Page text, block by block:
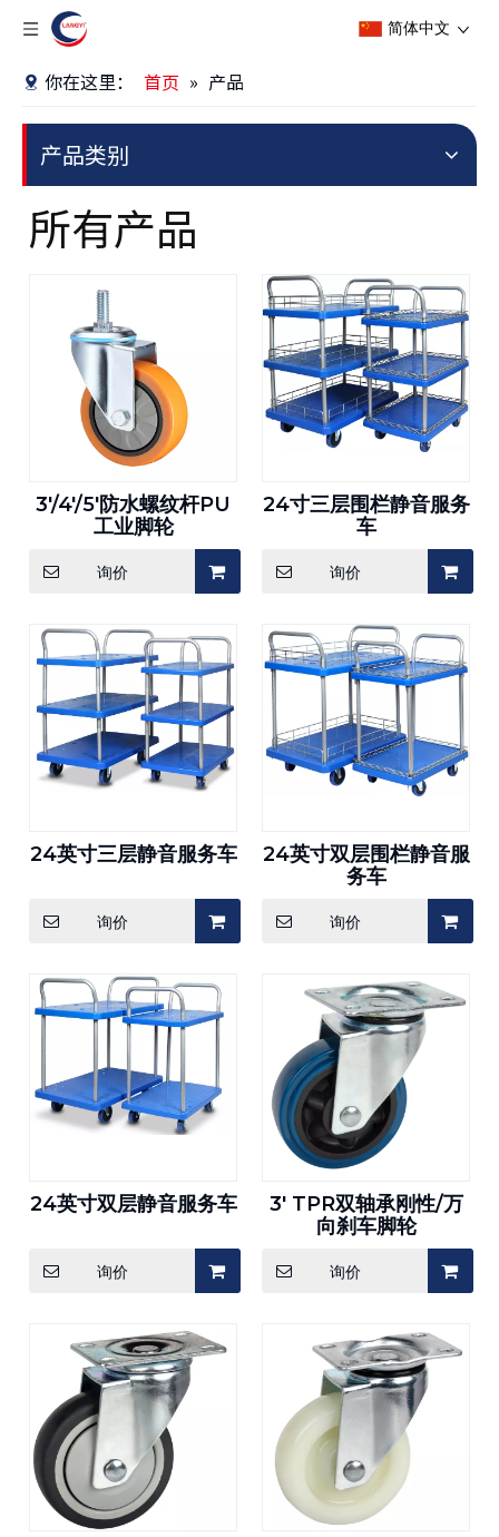
简体中文
你在这里： 首页 » 产品
产品类别
所有产品
3'/4'/5'防水螺纹杆PU
工业脚轮
询价
24寸三层围栏静音服务
车
询价
24英寸三层静音服务车
询价
24英寸双层围栏静音服
务车
询价
24英寸双层静音服务车
询价
3' TPR双轴承刚性/万
向刹车脚轮
询价